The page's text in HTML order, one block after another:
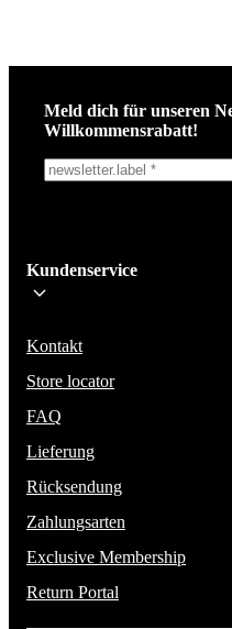
Meld dich für unseren
Willkommensrabatt!
Bleib auf dem Laufenden
Aktionen. Wir geben deine E-
Kundenservice
Kontakt
Store locator
FAQ
Lieferung
Rücksendung
Zahlungsarten
Exclusive Membership
Return Portal